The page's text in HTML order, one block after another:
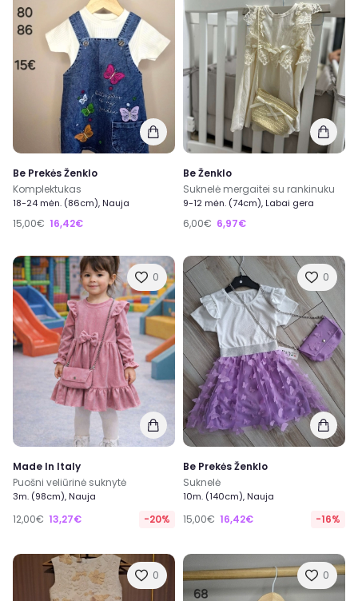
Be Prekės Ženklo
Komplektukas
18-24 mėn. (86cm), Nauja
15,00€ 16,42€
Be Ženklo
Suknelė mergaitei su rankinuku
9-12 mėn. (74cm), Labai gera
6,00€ 6,97€
0
Made In Italy
Puošni veliūrinė suknytė
3m. (98cm), Nauja
12,00€ 13,27€ -20%
0
Be Prekės Ženklo
Suknelė
10m. (140cm), Nauja
15,00€ 16,42€ -16%
0 0